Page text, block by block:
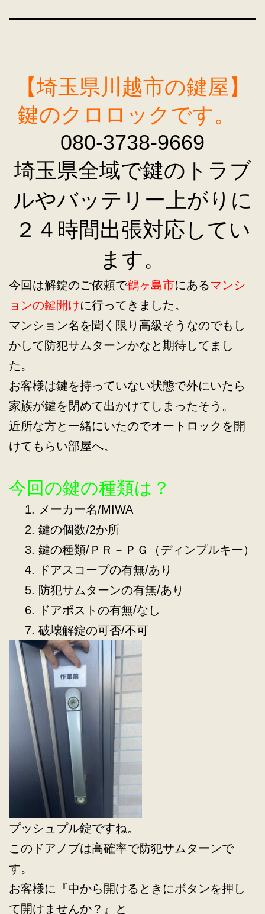
【埼玉県川越市の鍵屋】
鍵のクロロックです。
080-3738-9669
埼玉県全域で鍵のトラブ
ルやバッテリー上がりに
２４時間出張対応してい
ます。
今回は解錠のご依頼で鶴ヶ島市にあるマンシ
ョンの鍵開けに行ってきました。
マンション名を聞く限り高級そうなのでもし
かして防犯サムターンかなと期待してまし
た。
お客様は鍵を持っていない状態で外にいたら
家族が鍵を閉めて出かけてしまったそう。
近所な方と一緒にいたのでオートロックを開
けてもらい部屋へ。
今回の鍵の種類は？
メーカー名/MIWA
鍵の個数/2か所
鍵の種類/ＰＲ－ＰＧ（ディンプルキー）
ドアスコープの有無/あり
防犯サムターンの有無/あり
ドアポストの有無/なし
破壊解錠の可否/不可
プッシュプル錠ですね。
このドアノブは高確率で防犯サムターンで
す。
お客様に『中から開けるときにボタンを押し
て開けませんか？』と